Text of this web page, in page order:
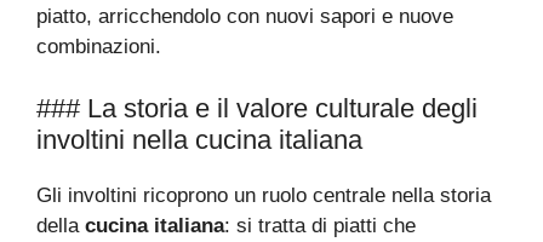
piatto, arricchendolo con nuovi sapori e nuove
combinazioni.
### La storia e il valore culturale degli
involtini nella cucina italiana
Gli involtini ricoprono un ruolo centrale nella storia
della cucina italiana: si tratta di piatti che